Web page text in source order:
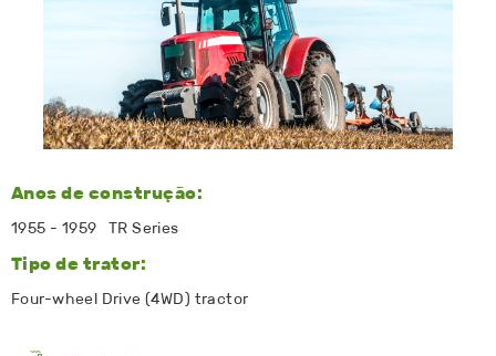
Anos de construção:
1955 - 1959 TR Series
Tipo de trator:
Four-wheel Drive (4WD) tractor